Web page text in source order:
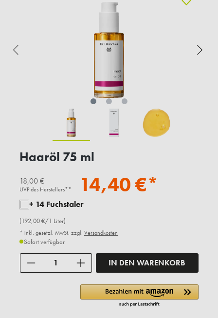
Haaröl 75 ml
18,00 €
UVP des Herstellers** 14,40 €*
+ 14 Fuchstaler
(192,00 €/1 Liter)
* inkl. gesetzl. MwSt. zzgl. Versandkosten
Sofort verfügbar
IN DEN WARENKORB